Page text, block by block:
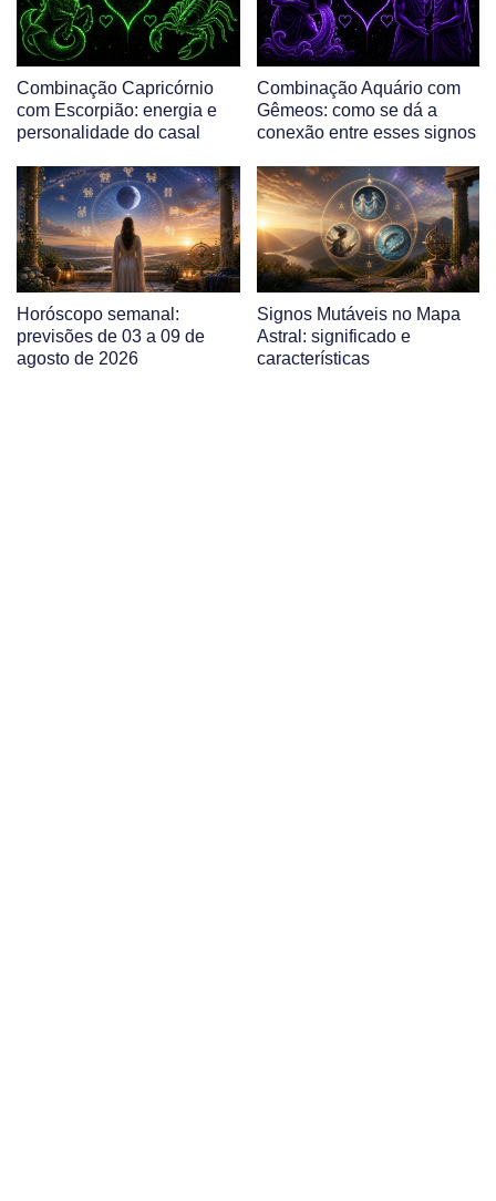
Combinação Capricórnio
com Escorpião: energia e
personalidade do casal
Combinação Aquário com
Gêmeos: como se dá a
conexão entre esses signos
Horóscopo semanal:
previsões de 03 a 09 de
agosto de 2026
Signos Mutáveis no Mapa
Astral: significado e
características